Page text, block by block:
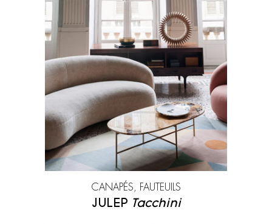
CANAPÉS, FAUTEUILS
JULEP Tacchini